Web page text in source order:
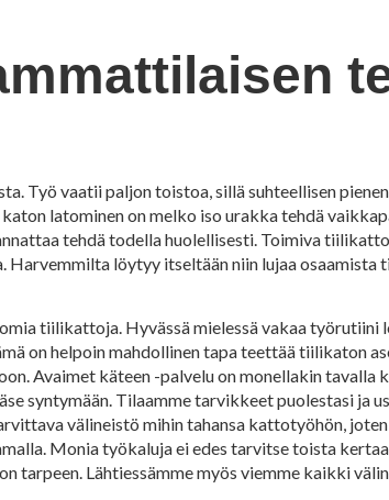
Työ vaatii paljon toistoa, sillä suhteellisen
latominen on melko iso urakka tehdä
tehdä todella huolellisesti. Toimiva
löytyy itseltään niin lujaa
tiilikattoja. Hyvässä mielessä vakaa työrutiini
on helpoin mahdollinen tapa teettää tiilikaton
Avaimet käteen -palvelu on monellakin
syntymään. Tilaamme tarvikkeet puolestasi ja
välineistö mihin tahansa kattotyöhön, joten
Monia työkaluja ei edes tarvitse toista
tarpeen. Lähtiessämme myös viemme kaikki